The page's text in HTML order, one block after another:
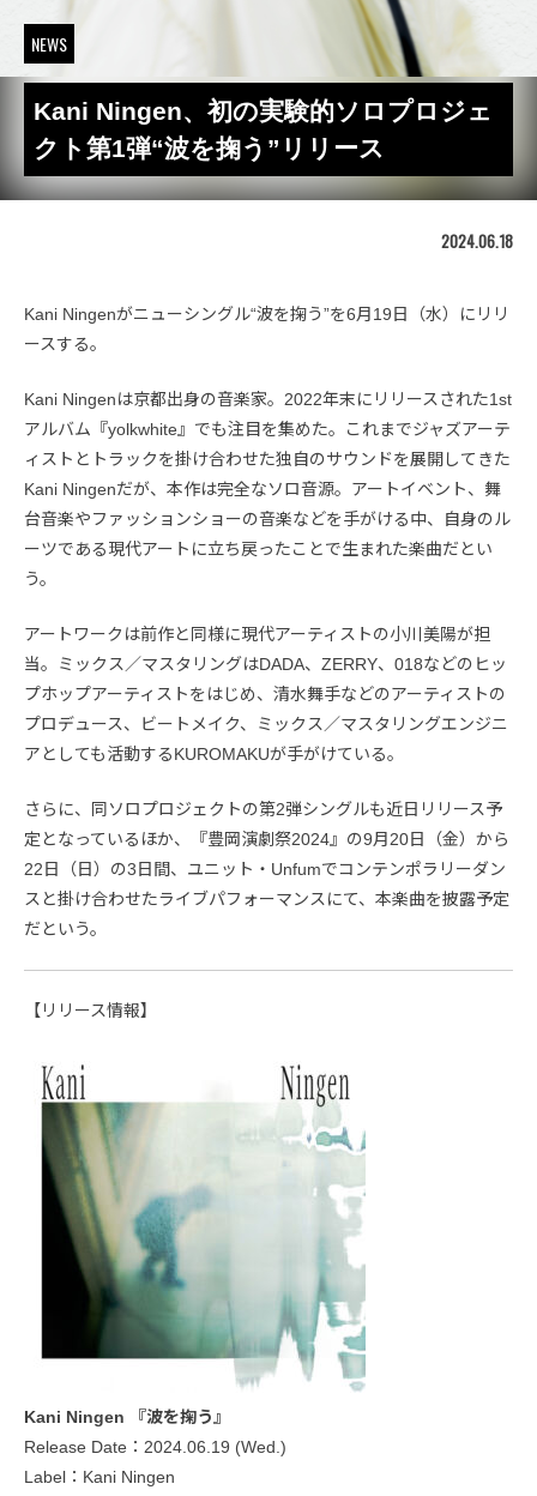
NEWS
Kani Ningen、初の実験的ソロプロジェ
クト第1弾“波を掬う”リリース
2024.06.18
Kani Ningenがニューシングル“波を掬う”を6月19日（水）にリリ
ースする。
Kani Ningenは京都出身の音楽家。2022年末にリリースされた1st
アルバム『yolkwhite』でも注目を集めた。これまでジャズアーテ
ィストとトラックを掛け合わせた独自のサウンドを展開してきた
Kani Ningenだが、本作は完全なソロ音源。アートイベント、舞
台音楽やファッションショーの音楽などを手がける中、自身のル
ーツである現代アートに立ち戻ったことで生まれた楽曲だとい
う。
アートワークは前作と同様に現代アーティストの小川美陽が担
当。ミックス／マスタリングはDADA、ZERRY、018などのヒッ
プホップアーティストをはじめ、清水舞手などのアーティストの
プロデュース、ビートメイク、ミックス／マスタリングエンジニ
アとしても活動するKUROMAKUが手がけている。
さらに、同ソロプロジェクトの第2弾シングルも近日リリース予
定となっているほか、『豊岡演劇祭2024』の9月20日（金）から
22日（日）の3日間、ユニット・Unfumでコンテンポラリーダン
スと掛け合わせたライブパフォーマンスにて、本楽曲を披露予定
だという。
【リリース情報】
Kani Ningen 『波を掬う』
Release Date：2024.06.19 (Wed.)
Label：Kani Ningen